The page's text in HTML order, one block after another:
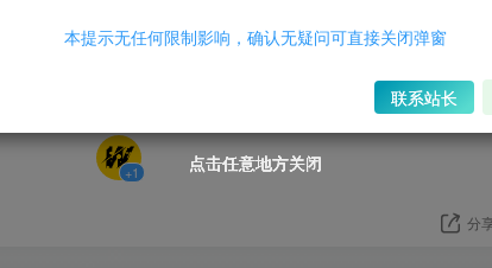
1
+1
分
点击任意地方关闭
点击任意地方关闭
点击任意地方关闭
点击任意地方关闭
点击任意地方关闭
本提示无任何限制影响，确认无疑问可直接关闭弹窗
联系站长